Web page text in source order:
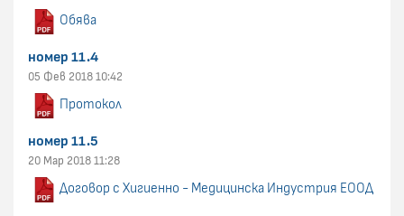
Обява
номер 11.4
05 Фев 2018 10:42
Протокол
номер 11.5
20 Мар 2018 11:28
Договор с Хигиенно - Медицинска Индустрия ЕООД